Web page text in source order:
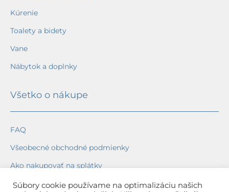
Kúrenie
Toalety a bidety
Vane
Nábytok a doplnky
Všetko o nákupe
FAQ
Všeobecné obchodné podmienky
Ako nakupovať na splátky
Ochrana osobných údajov
Súbory cookie používame na optimalizáciu našich